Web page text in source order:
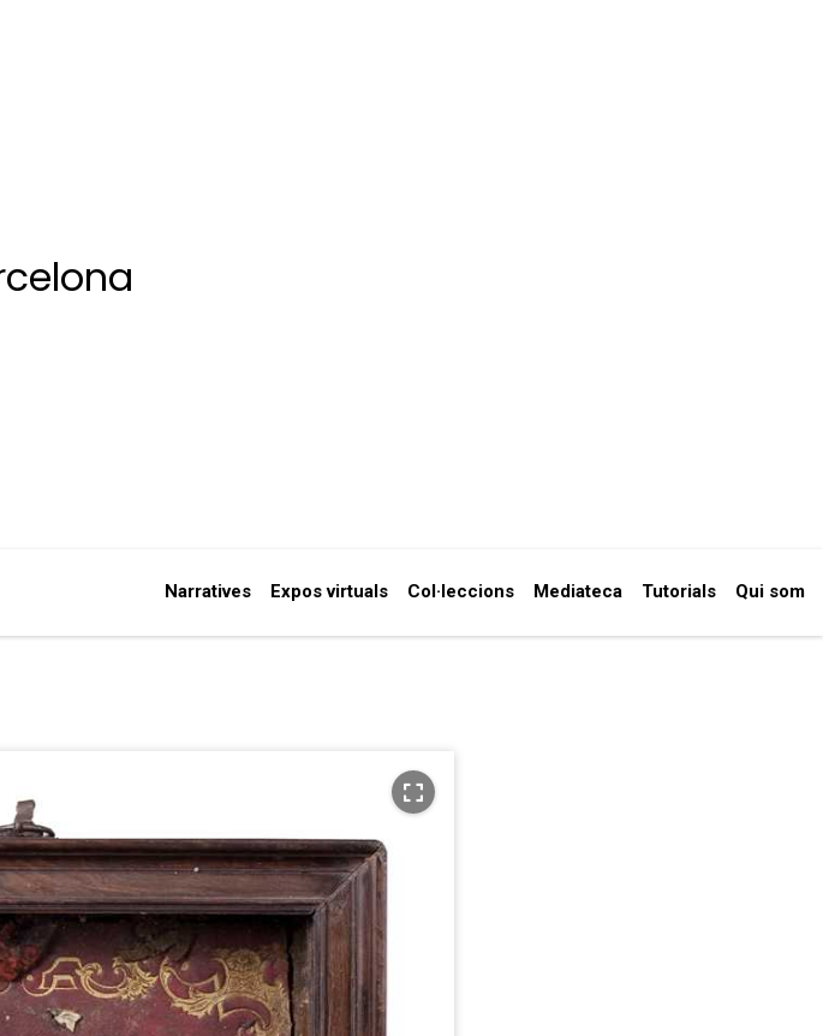
Narratives Expos virtuals Col·leccions Mediateca Tutorials Qui som